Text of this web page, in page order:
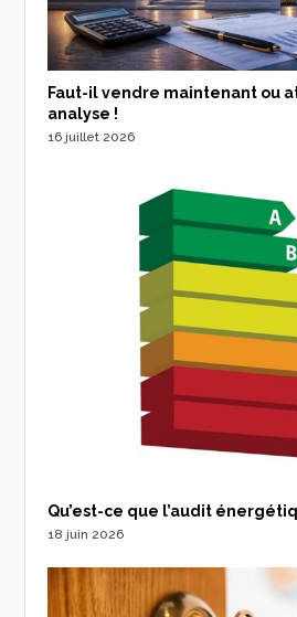
Faut-il vendre maintenant ou
analyse !
16 juillet 2026
Qu’est-ce que l’audit
18 juin 2026